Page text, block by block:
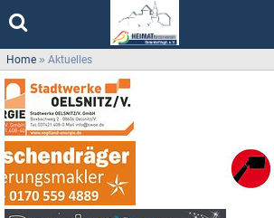
Home » Aktuelles